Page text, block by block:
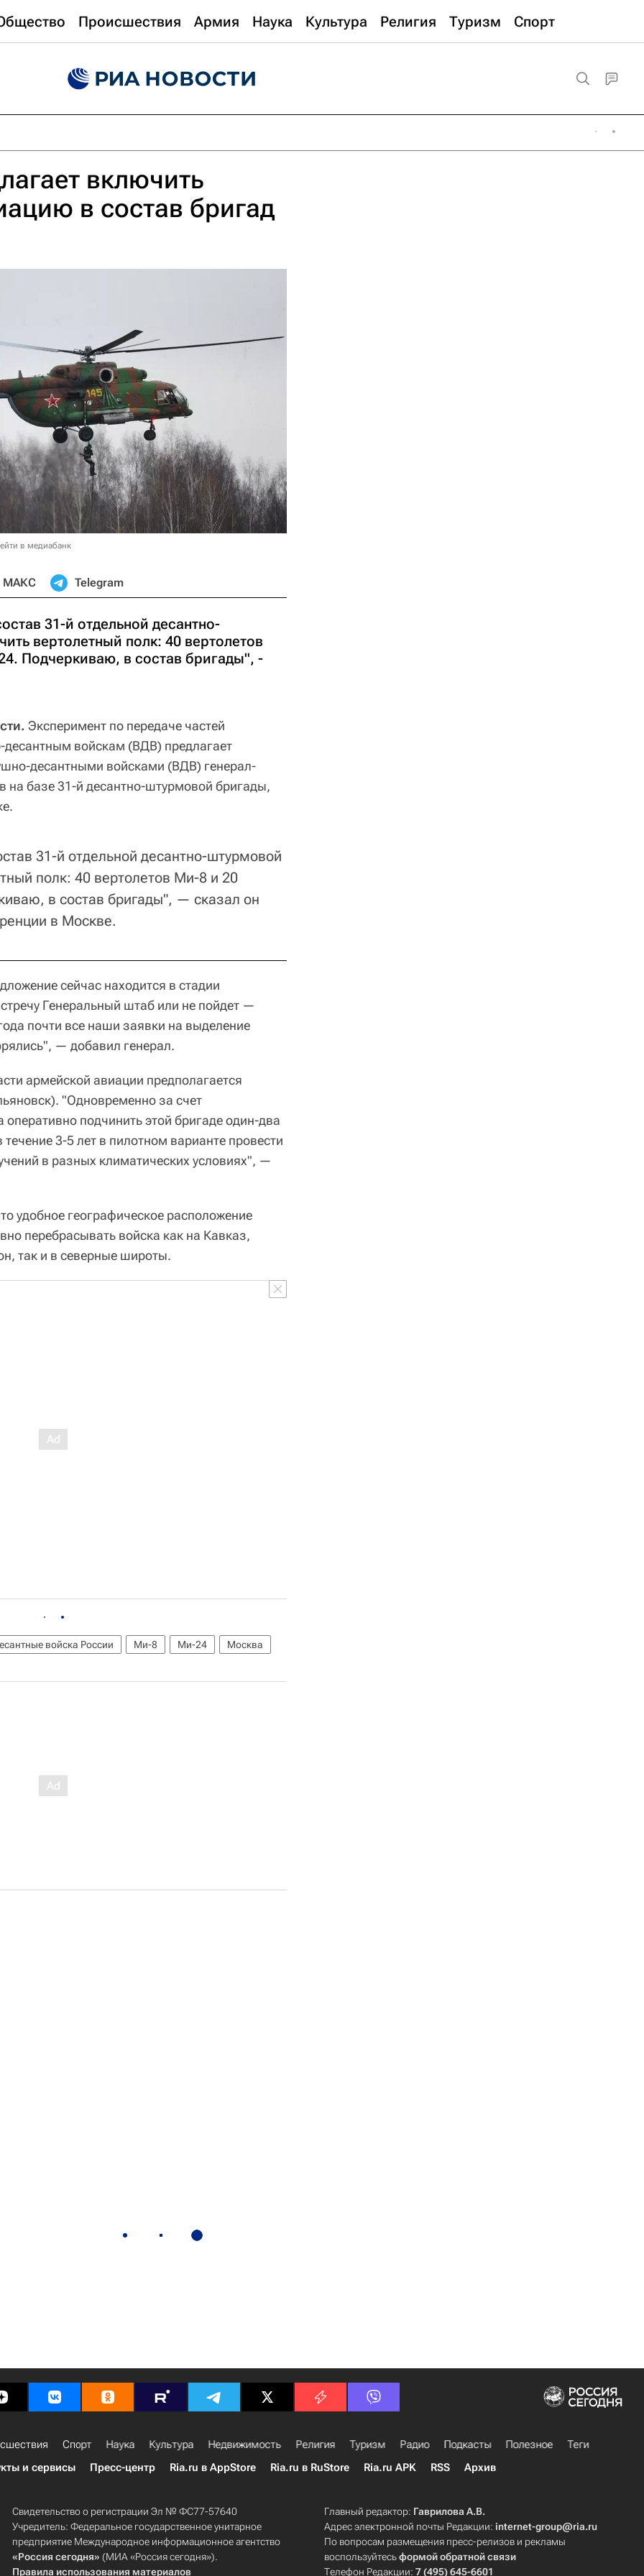
Происшествия Армия Наука Культура Религия Туризм Спорт
включить
в состав бригад
в медиабанк
МАКС Telegram
31-й отдельной десантно-
вертолетный полк: 40 вертолетов
Подчеркиваю, в состав бригады", -
Эксперимент по передаче частей
войскам (ВДВ) предлагает
десантными войсками (ВДВ) генерал-
базе 31-й десантно-штурмовой бригады,
31-й отдельной десантно-штурмовой
полк: 40 вертолетов Ми-8 и 20
в состав бригады", — сказал он
в Москве.
сейчас находится в стадии
Генеральный штаб или не пойдет —
почти все наши заявки на выделение
— добавил генерал.
армейской авиации предполагается
"Одновременно за счет
оперативно подчинить этой бригаде один-два
3-5 лет в пилотном варианте провести
в разных климатических условиях", —
удобное географическое расположение
перебрасывать войска как на Кавказ,
так и в северные широты.
войска России Ми-8 Ми-24
Москва
Спорт Наука Культура Недвижимость Религия Туризм Радио Подкасты Полезное
Теги
и сервисы Пресс-центр Ria.ru в AppStore Ria.ru в RuStore Ria.ru APK RSS Архив
Свидетельство о регистрации Эл № ФС77-57640
Учредитель: Федеральное государственное унитарное
предприятие Международное информационное агентство
«Россия сегодня» (МИА «Россия сегодня»).
Правила использования материалов
Главный редактор: Гаврилова А.В.
Адрес электронной почты Редакции:internet-group@ria.ru
По вопросам размещения пресс-релизов и рекламы
воспользуйтесьформой обратной связи
Телефон Редакции:7 (495) 645-6601